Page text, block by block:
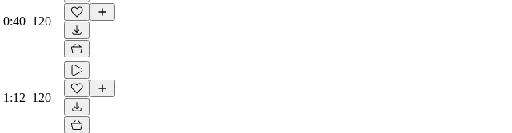
0:40 120
1:12 120